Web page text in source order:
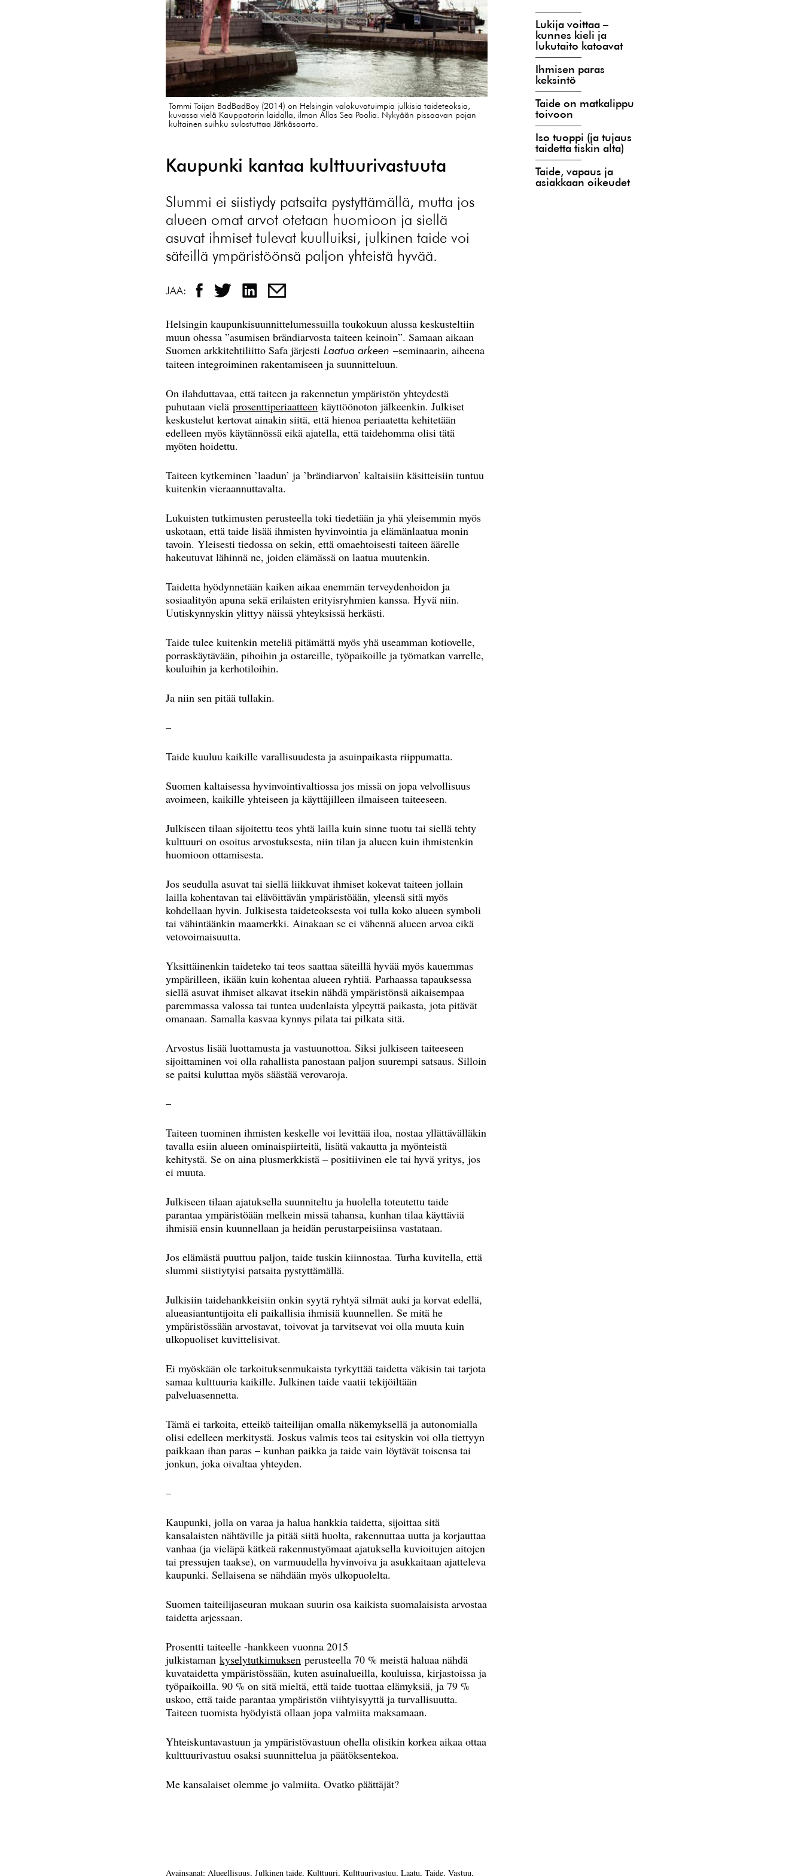
Tommi Toijan BadBadBoy (2014) on Helsingin valokuvatuimpia julkisia taideteoksia,
kuvassa vielä Kauppatorin laidalla, ilman Allas Sea Poolia. Nykyään pissaavan pojan
kultainen suihku sulostuttaa Jätkäsaarta.
Kaupunki kantaa kulttuurivastuuta
Slummi ei siistiydy patsaita pystyttämällä, mutta jos
alueen omat arvot otetaan huomioon ja siellä
asuvat ihmiset tulevat kuulluiksi, julkinen taide voi
säteillä ympäristöönsä paljon yhteistä hyvää.
JAA:
Helsingin kaupunkisuunnittelumessuilla toukokuun alussa keskusteltiin
muun ohessa ”asumisen brändiarvosta taiteen keinoin”. Samaan aikaan
Suomen arkkitehtiliitto Safa järjesti Laatua arkeen –seminaarin, aiheena
taiteen integroiminen rakentamiseen ja suunnitteluun.
On ilahduttavaa, että taiteen ja rakennetun ympäristön yhteydestä
puhutaan vielä prosenttiperiaatteen käyttöönoton jälkeenkin. Julkiset
keskustelut kertovat ainakin siitä, että hienoa periaatetta kehitetään
edelleen myös käytännössä eikä ajatella, että taidehomma olisi tätä
myöten hoidettu.
Taiteen kytkeminen ’laadun’ ja ’brändiarvon’ kaltaisiin käsitteisiin tuntuu
kuitenkin vieraannuttavalta.
Lukuisten tutkimusten perusteella toki tiedetään ja yhä yleisemmin myös
uskotaan, että taide lisää ihmisten hyvinvointia ja elämänlaatua monin
tavoin. Yleisesti tiedossa on sekin, että omaehtoisesti taiteen äärelle
hakeutuvat lähinnä ne, joiden elämässä on laatua muutenkin.
Taidetta hyödynnetään kaiken aikaa enemmän terveydenhoidon ja
sosiaalityön apuna sekä erilaisten erityisryhmien kanssa. Hyvä niin.
Uutiskynnyskin ylittyy näissä yhteyksissä herkästi.
Taide tulee kuitenkin meteliä pitämättä myös yhä useamman kotiovelle,
porraskäytävään, pihoihin ja ostareille, työpaikoille ja työmatkan varrelle,
kouluihin ja kerhotiloihin.
Ja niin sen pitää tullakin.
–
Taide kuuluu kaikille varallisuudesta ja asuinpaikasta riippumatta.
Suomen kaltaisessa hyvinvointivaltiossa jos missä on jopa velvollisuus
avoimeen, kaikille yhteiseen ja käyttäjilleen ilmaiseen taiteeseen.
Julkiseen tilaan sijoitettu teos yhtä lailla kuin sinne tuotu tai siellä tehty
kulttuuri on osoitus arvostuksesta, niin tilan ja alueen kuin ihmistenkin
huomioon ottamisesta.
Jos seudulla asuvat tai siellä liikkuvat ihmiset kokevat taiteen jollain
lailla kohentavan tai elävöittävän ympäristöään, yleensä sitä myös
kohdellaan hyvin. Julkisesta taideteoksesta voi tulla koko alueen symboli
tai vähintäänkin maamerkki. Ainakaan se ei vähennä alueen arvoa eikä
vetovoimaisuutta.
Yksittäinenkin taideteko tai teos saattaa säteillä hyvää myös kauemmas
ympärilleen, ikään kuin kohentaa alueen ryhtiä. Parhaassa tapauksessa
siellä asuvat ihmiset alkavat itsekin nähdä ympäristönsä aikaisempaa
paremmassa valossa tai tuntea uudenlaista ylpeyttä paikasta, jota pitävät
omanaan. Samalla kasvaa kynnys pilata tai pilkata sitä.
Arvostus lisää luottamusta ja vastuunottoa. Siksi julkiseen taiteeseen
sijoittaminen voi olla rahallista panostaan paljon suurempi satsaus. Silloin
se paitsi kuluttaa myös säästää verovaroja.
–
Taiteen tuominen ihmisten keskelle voi levittää iloa, nostaa yllättävälläkin
tavalla esiin alueen ominaispiirteitä, lisätä vakautta ja myönteistä
kehitystä. Se on aina plusmerkkistä – positiivinen ele tai hyvä yritys, jos
ei muuta.
Julkiseen tilaan ajatuksella suunniteltu ja huolella toteutettu taide
parantaa ympäristöään melkein missä tahansa, kunhan tilaa käyttäviä
ihmisiä ensin kuunnellaan ja heidän perustarpeisiinsa vastataan.
Jos elämästä puuttuu paljon, taide tuskin kiinnostaa. Turha kuvitella, että
slummi siistiytyisi patsaita pystyttämällä.
Julkisiin taidehankkeisiin onkin syytä ryhtyä silmät auki ja korvat edellä,
alueasiantuntijoita eli paikallisia ihmisiä kuunnellen. Se mitä he
ympäristössään arvostavat, toivovat ja tarvitsevat voi olla muuta kuin
ulkopuoliset kuvittelisivat.
Ei myöskään ole tarkoituksenmukaista tyrkyttää taidetta väkisin tai tarjota
samaa kulttuuria kaikille. Julkinen taide vaatii tekijöiltään
palveluasennetta.
Tämä ei tarkoita, etteikö taiteilijan omalla näkemyksellä ja autonomialla
olisi edelleen merkitystä. Joskus valmis teos tai esityskin voi olla tiettyyn
paikkaan ihan paras – kunhan paikka ja taide vain löytävät toisensa tai
jonkun, joka oivaltaa yhteyden.
–
Kaupunki, jolla on varaa ja halua hankkia taidetta, sijoittaa sitä
kansalaisten nähtäville ja pitää siitä huolta, rakennuttaa uutta ja korjauttaa
vanhaa (ja vieläpä kätkeä rakennustyömaat ajatuksella kuvioitujen aitojen
tai pressujen taakse), on varmuudella hyvinvoiva ja asukkaitaan ajatteleva
kaupunki. Sellaisena se nähdään myös ulkopuolelta.
Suomen taiteilijaseuran mukaan suurin osa kaikista suomalaisista arvostaa
taidetta arjessaan.
Prosentti taiteelle -hankkeen vuonna 2015
julkistaman kyselytutkimuksen perusteella 70 % meistä haluaa nähdä
kuvataidetta ympäristössään, kuten asuinalueilla, kouluissa, kirjastoissa ja
työpaikoilla. 90 % on sitä mieltä, että taide tuottaa elämyksiä, ja 79 %
uskoo, että taide parantaa ympäristön viihtyisyyttä ja turvallisuutta.
Taiteen tuomista hyödyistä ollaan jopa valmiita maksamaan.
Yhteiskuntavastuun ja ympäristövastuun ohella olisikin korkea aikaa ottaa
kulttuurivastuu osaksi suunnittelua ja päätöksentekoa.
Me kansalaiset olemme jo valmiita. Ovatko päättäjät?
Avainsanat: Alueellisuus, Julkinen taide, Kulttuuri, Kulttuurivastuu, Laatu, Taide, Vastuu,
Lukija voittaa –
kunnes kieli ja
lukutaito katoavat
Ihmisen paras
keksintö
Taide on matkalippu
toivoon
Iso tuoppi (ja tujaus
taidetta tiskin alta)
Taide, vapaus ja
asiakkaan oikeudet